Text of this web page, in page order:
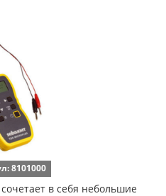
8101000
в себя небольшие